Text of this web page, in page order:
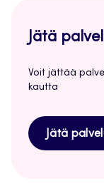
Jätä
Voit jättää
kautta
Jätä